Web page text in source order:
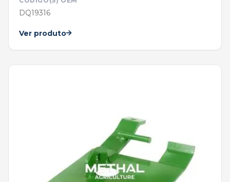
DQ19316
Ver produto